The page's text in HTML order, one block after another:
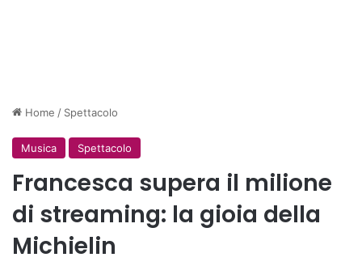
Home / Spettacolo
Musica Spettacolo
Francesca supera il milione
di streaming: la gioia della
Michielin